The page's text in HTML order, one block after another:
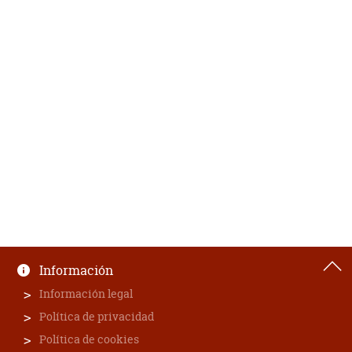
Información
Información legal
Política de privacidad
Política de cookies